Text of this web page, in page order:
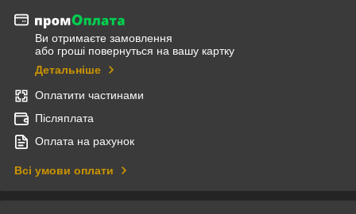
Ви отримаєте замовлення
або гроші повернуться на вашу картку
Детальніше
Оплатити частинами
Післяплата
Оплата на рахунок
Всі умови оплати